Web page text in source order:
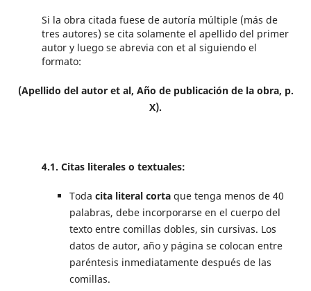
Si la obra citada fuese de autoría múltiple (más de
tres autores) se cita solamente el apellido del primer
autor y luego se abrevia con et al siguiendo el
formato:
(Apellido del autor et al, Año de publicación de la obra, p.
X).
4.1. Citas literales o textuales:
Toda cita literal cortaque tenga menos de 40
palabras, debe incorporarse en el cuerpo del
texto entre comillas dobles, sin cursivas. Los
datos de autor, año y página se colocan entre
paréntesis inmediatamente después de las
comillas.